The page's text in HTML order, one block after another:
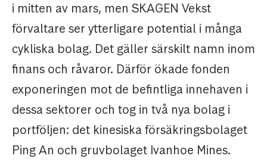
i mitten av mars, men SKAGEN Vekst
förvaltare ser ytterligare potential i många
cykliska bolag. Det gäller särskilt namn inom
finans och råvaror. Därför ökade fonden
exponeringen mot de befintliga innehaven i
dessa sektorer och tog in två nya bolag i
portföljen: det kinesiska försäkringsbolaget
Ping An och gruvbolaget Ivanhoe Mines.